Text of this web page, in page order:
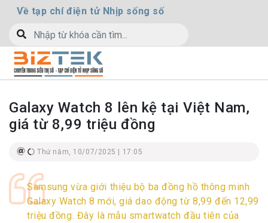
Về tạp chí điện tử Nhịp sống số
Galaxy Watch 8 lên kệ tại Việt Nam,
giá từ 8,99 triệu đồng
Thứ năm, 10/07/2025 | 17:05
Samsung vừa giới thiệu bộ ba đồng hồ thông minh
Galaxy Watch 8 mới, giá dao động từ 8,99 đến 12,99
triệu đồng. Đây là mẫu smartwatch đầu tiên của